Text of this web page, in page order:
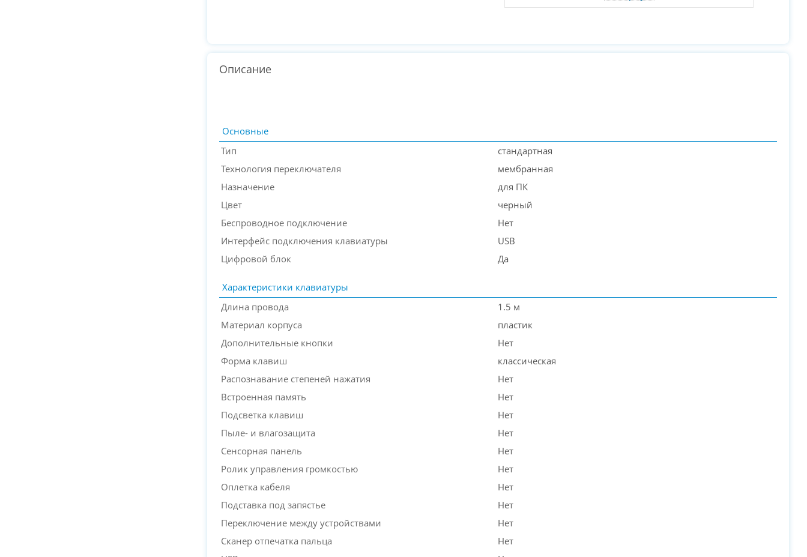
Описание
Основные
Тип
стандартная
Технология переключателя
мембранная
Назначение
для ПК
Цвет
черный
Беспроводное подключение
Нет
Интерфейс подключения клавиатуры
USB
Цифровой блок
Да
Характеристики клавиатуры
Длина провода
1.5 м
Материал корпуса
пластик
Дополнительные кнопки
Нет
Форма клавиш
классическая
Распознавание степеней нажатия
Нет
Встроенная память
Нет
Подсветка клавиш
Нет
Пыле- и влагозащита
Нет
Сенсорная панель
Нет
Ролик управления громкостью
Нет
Оплетка кабеля
Нет
Подставка под запястье
Нет
Переключение между устройствами
Нет
Сканер отпечатка пальца
Нет